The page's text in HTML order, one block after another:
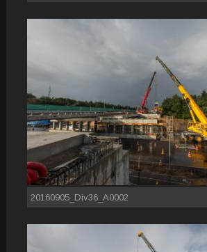
20160905_Div36_A0002